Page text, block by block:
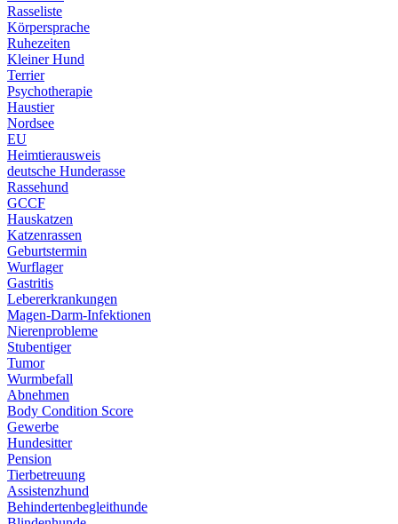
Rasseliste
Körpersprache
Ruhezeiten
Kleiner Hund
Terrier
Psychotherapie
Haustier
Nordsee
EU
Heimtierausweis
deutsche Hunderasse
Rassehund
GCCF
Hauskatzen
Katzenrassen
Geburtstermin
Wurflager
Gastritis
Lebererkrankungen
Magen-Darm-Infektionen
Nierenprobleme
Stubentiger
Tumor
Wurmbefall
Abnehmen
Body Condition Score
Gewerbe
Hundesitter
Pension
Tierbetreuung
Assistenzhund
Behindertenbegleithunde